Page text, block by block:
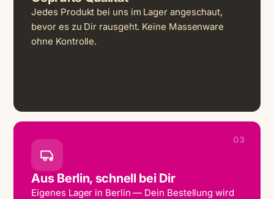
Jedes Produkt bei uns im Lager angeschaut,
bevor es zu Dir rausgeht. Keine Massenware
ohne Kontrolle.
03
Aus Berlin, schnell bei Dir
Eigenes Lager in Berlin — Dein Bestellung wird